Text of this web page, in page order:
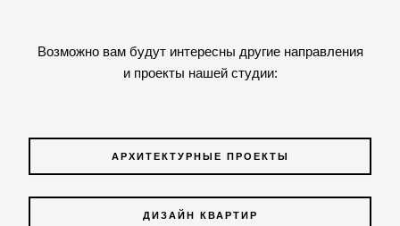
Возможно вам будут интересны другие направления
и проекты нашей студии:
АРХИТЕКТУРНЫЕ ПРОЕКТЫ
ДИЗАЙН КВАРТИР